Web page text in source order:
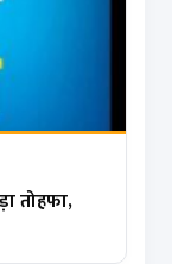
तोहफा,